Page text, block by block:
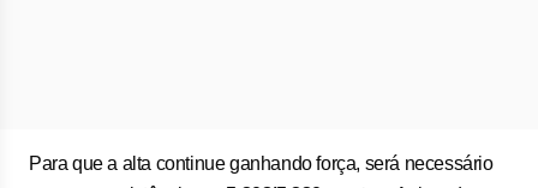
Para que a alta continue ganhando força, será necessário